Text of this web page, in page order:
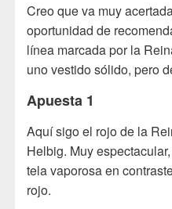
Creo que va muy
oportunidad de
línea marcada por la
uno vestido sólido, pero
Apuesta 1
Aquí sigo el rojo de la
Helbig. Muy
tela vaporosa en
rojo.